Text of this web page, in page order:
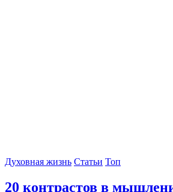
Духовная жизнь Статьи Топ
20 контрастов в